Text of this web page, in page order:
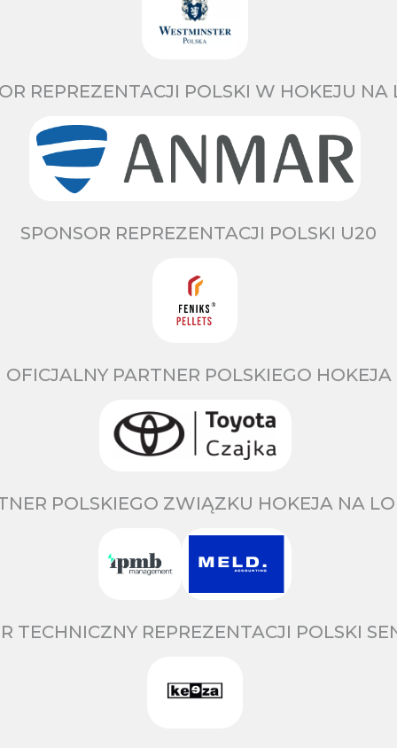
REPREZENTACJI POLSKI W HOKEJU NA
SPONSOR REPREZENTACJI POLSKI U20
OFICJALNY PARTNER POLSKIEGO HOKEJA
POLSKIEGO ZWIĄZKU HOKEJA NA
TECHNICZNY REPREZENTACJI POLSKI